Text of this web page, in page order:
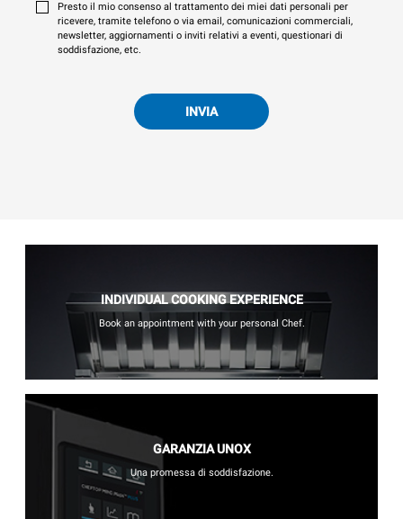
Presto il mio consenso al trattamento dei miei dati personali per
ricevere, tramite telefono o via email, comunicazioni commerciali,
newsletter, aggiornamenti o inviti relativi a eventi, questionari di
soddisfazione, etc.
INVIA
INDIVIDUAL COOKING EXPERIENCE
Book an appointment with your personal Chef.
GARANZIA UNOX
Una promessa di soddisfazione.